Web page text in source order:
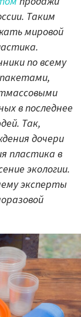
Таким
мировой
по всему
в последнее
Так,
дочери
пластика в
экологии.
эксперты